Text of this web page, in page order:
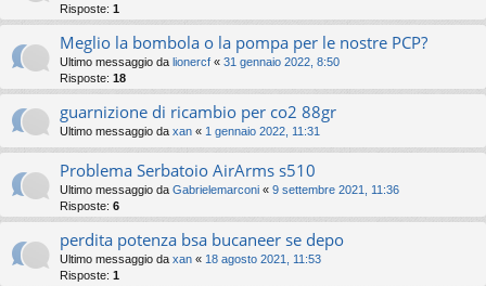
Risposte: 1
Meglio la bombola o la pompa per le nostre PCP?
Ultimo messaggio da lionercf « 31 gennaio 2022, 8:50
Risposte: 18
guarnizione di ricambio per co2 88gr
Ultimo messaggio da xan « 1 gennaio 2022, 11:31
Problema Serbatoio AirArms s510
Ultimo messaggio da Gabrielemarconi « 9 settembre 2021, 11:36
Risposte: 6
perdita potenza bsa bucaneer se depo
Ultimo messaggio da xan « 18 agosto 2021, 11:53
Risposte: 1